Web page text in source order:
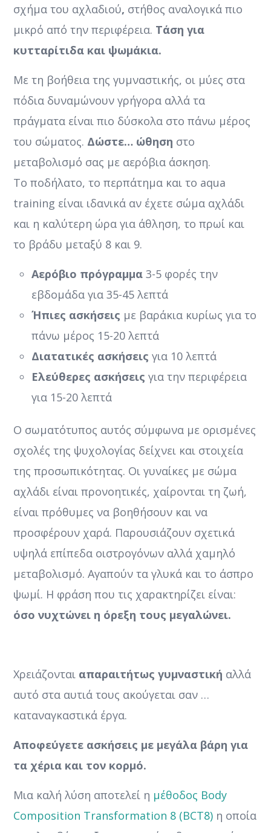
σχήμα του αχλαδιού, στήθος αναλογικά πιο
μικρό από την περιφέρεια. Τάση για
κυτταρίτιδα και ψωμάκια.
Με τη βοήθεια της γυμναστικής, οι μύες στα
πόδια δυναμώνουν γρήγορα αλλά τα
πράγματα είναι πιο δύσκολα στο πάνω μέρος
του σώματος. Δώστε… ώθηση στο
μεταβολισμό σας με αερόβια άσκηση.
Το ποδήλατο, το περπάτημα και το aqua
training είναι ιδανικά αν έχετε σώμα αχλάδι
και η καλύτερη ώρα για άθληση, το πρωί και
το βράδυ μεταξύ 8 και 9.
Αερόβιο πρόγραμμα 3-5 φορές την
εβδομάδα για 35-45 λεπτά
Ήπιες ασκήσεις με βαράκια κυρίως για το
πάνω μέρος 15-20 λεπτά
Διατατικές ασκήσεις για 10 λεπτά
Ελεύθερες ασκήσεις για την περιφέρεια
για 15-20 λεπτά
Ο σωματότυπος αυτός σύμφωνα με ορισμένες
σχολές της ψυχολογίας δείχνει και στοιχεία
της προσωπικότητας. Οι γυναίκες με σώμα
αχλάδι είναι προνοητικές, χαίρονται τη ζωή,
είναι πρόθυμες να βοηθήσουν και να
προσφέρουν χαρά. Παρουσιάζουν σχετικά
υψηλά επίπεδα οιστρογόνων αλλά χαμηλό
μεταβολισμό. Αγαπούν τα γλυκά και το άσπρο
ψωμί. Η φράση που τις χαρακτηρίζει είναι:
όσο νυχτώνει η όρεξη τους μεγαλώνει.
Χρειάζονται απαραιτήτως γυμναστική αλλά
αυτό στα αυτιά τους ακούγεται σαν …
καταναγκαστικά έργα.
Αποφεύγετε ασκήσεις με μεγάλα βάρη για
τα χέρια και τον κορμό.
Μια καλή λύση αποτελεί η μέθοδος Body
Composition Transformation 8 (BCT8) η οποία